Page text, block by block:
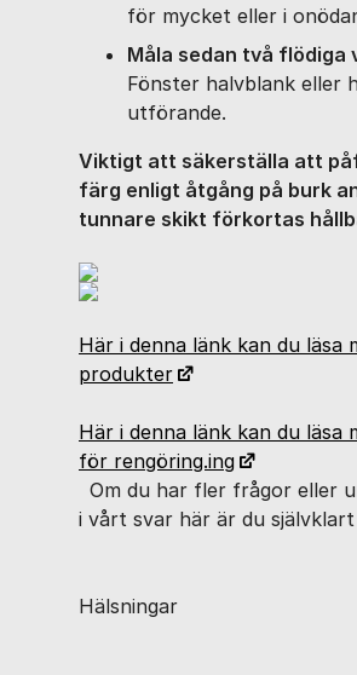
för mycket eller i
Måla sedan två flödiga
Fönster halvblank eller
utförande.
Viktigt att säkerställa att
färg enligt åtgång på burk
tunnare skikt förkortas
Här i denna länk kan du läsa
produkter
Här i denna länk kan du läsa
för rengöring.ing
Om du har fler frågor eller
i vårt svar här är du
Hälsningar